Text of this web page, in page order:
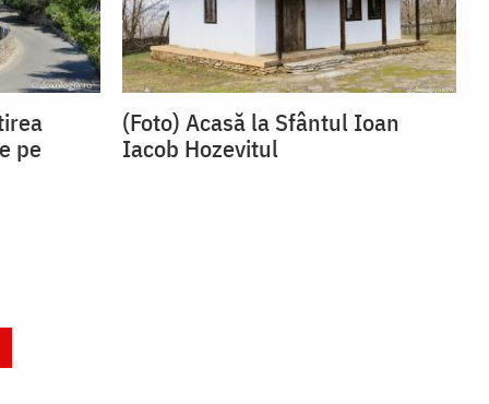
pe
(Foto) Acasă la Sfântul Ioan
Iacob Hozevitul